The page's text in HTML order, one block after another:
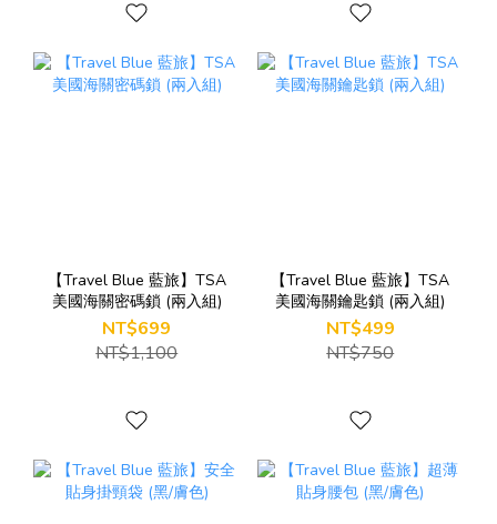
【Travel Blue 藍旅】TSA
美國海關密碼鎖 (兩入組)
NT$699
NT$1,100
【Travel Blue 藍旅】TSA
美國海關鑰匙鎖 (兩入組)
NT$499
NT$750